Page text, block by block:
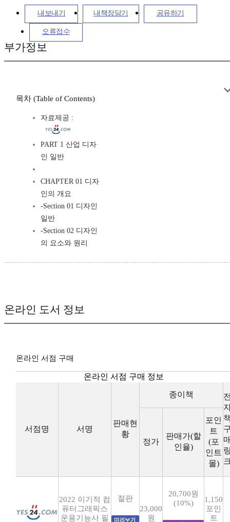
내보내기 내책장담기 공유하기
오류접수
부가정보
목차 (Table of Contents)
자료제공 :
PART 1 산업 디자
인 일반
CHAPTER 01 디자
인의 개요
-Section 01 디자인
일반
-Section 02 디자인
의 요소와 원리
온라인 도서 정보
온라인 서점 구매
온라인 서점 구매 정보
서점명 서명
판매현
황
종이책
정가
판매가(할
인율)
포인
트
(포
인트
몰)
2022 이기적 컴
퓨터그래픽스
운용기능사 필
절판
23,000
원
20,700원
(10%)
1,150
포인
트